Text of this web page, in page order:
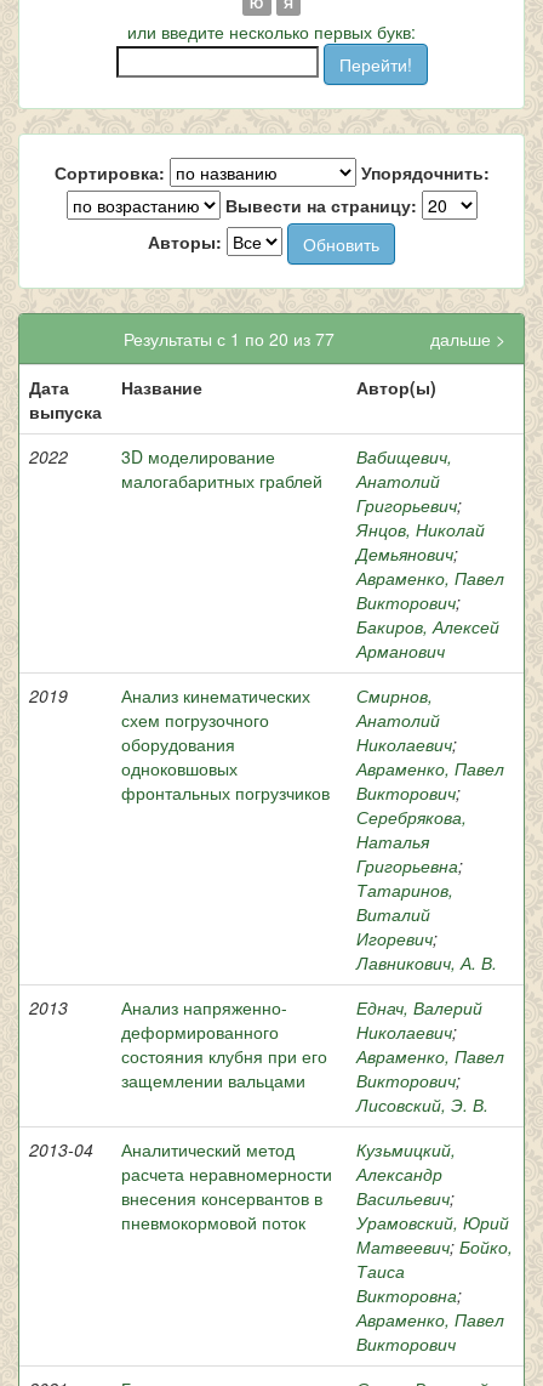
или введите несколько первых букв:
Сортировка:
Упорядочнить:
Вывести на страницу:
Авторы:
Результаты с 1 по 20 из 77
дальше >
Дата
выпуска
Название Автор(ы)
2022
3D моделирование
малогабаритных граблей
Вабищевич,
Анатолий
Григорьевич;
Янцов, Николай
Демьянович;
Авраменко, Павел
Викторович;
Бакиров, Алексей
Арманович
2019
Анализ кинематических
схем погрузочного
оборудования
одноковшовых
фронтальных погрузчиков
Смирнов,
Анатолий
Николаевич;
Авраменко, Павел
Викторович;
Серебрякова,
Наталья
Григорьевна;
Татаринов,
Виталий
Игоревич;
Лавникович, А. В.
2013
Анализ напряженно-
деформированного
состояния клубня при его
защемлении вальцами
Еднач, Валерий
Николаевич;
Авраменко, Павел
Викторович;
Лисовский, Э. В.
2013-04
Аналитический метод
расчета неравномерности
внесения консервантов в
пневмокормовой поток
Кузьмицкий,
Александр
Васильевич;
Урамовский, Юрий
Матвеевич; Бойко,
Таиса
Викторовна;
Авраменко, Павел
Викторович